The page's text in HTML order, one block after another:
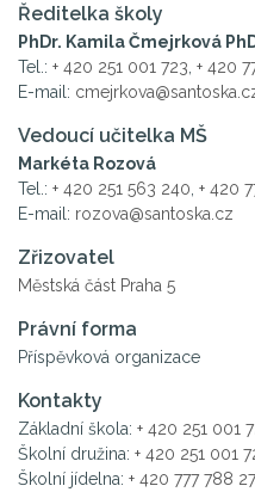
Ředitelka školy
PhDr. Kamila Čmejrková
Tel.: + 420 251 001 723 + 420
E-mail:
Vedoucí učitelka MŠ
Markéta Rozová
Tel.: + 420 251 563 240 + 420
E-mail: rozova@santoska.cz
Zřizovatel
Městská část Praha 5
Právní forma
Příspěvková organizace
Kontakty
Základní škola: + 420 251 001
Školní družina: + 420 251 001
Školní jídelna: + 420 777 788